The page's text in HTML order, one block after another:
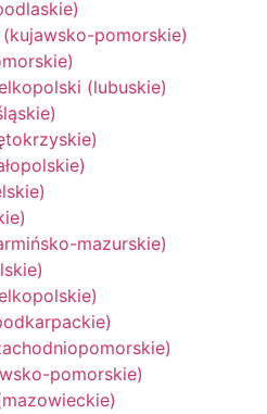
pomorskie)
(lubuskie)
mazurskie)
pomorskie)